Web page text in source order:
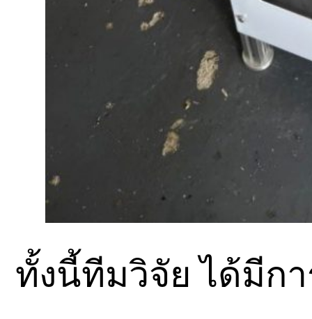
ทั้งนี้ทีมวิจัย ได้มีก